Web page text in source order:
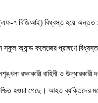
(এফ-৭ বিজিআই) বিধ্বস্ত হয়ে
স্কুল অ্যান্ড কলেজের প্রাঙ্গণে
রক্ষাকারী বাহিনী ও
হওয়া গেছে। আহত ব্যক্তিদের